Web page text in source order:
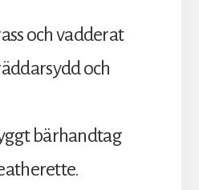
och vadderat
och
bärhandtag